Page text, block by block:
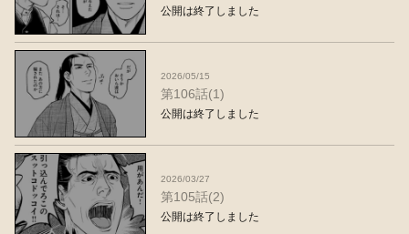
公開は終了しました
2026/05/15
第106話(1)
公開は終了しました
2026/03/27
第105話(2)
公開は終了しました